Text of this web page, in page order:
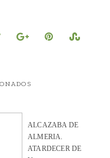
ALCAZABA DE
ALMERIA.
ATARDECER DE